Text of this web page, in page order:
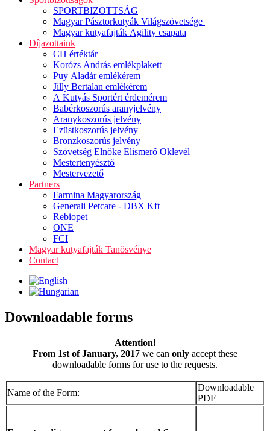
SPORTBIZOTTSÁG
Magyar Pásztorkutyák Világszövetsége
Magyar kutyafajták Agility csapata
Díjazottaink
CH értéktár
Korózs András emlékplakett
Puy Aladár emlékérem
Jilly Bertalan emlékérem
A Kutyás Sportért érdemérem
Babérkoszorús aranyjelvény
Aranykoszorús jelvény
Ezüstkoszorús jelvény
Bronzkoszorús jelvény
Szövetség Elnöke Elismerő Oklevél
Mestertenyésztő
Mestervezető
Partners
Farmina Magyarország
Generali Petcare - DBX Kft
Rebiopet
ONE
FCI
Magyar kutyafajták Tanösvénye
Contact
Downloadable forms
Attention!
From 1st of January, 2017 we can only accept these
downloadable forms for use to the requests.
Name of the Form:
Downloadable
PDF